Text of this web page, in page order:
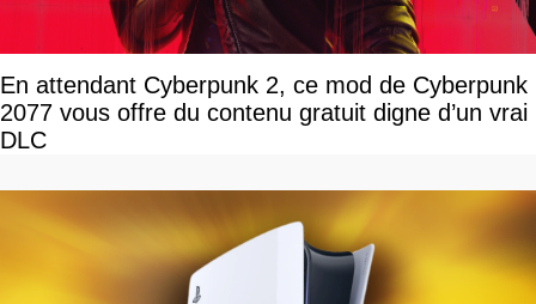
En attendant Cyberpunk 2, ce mod de Cyberpunk
2077 vous offre du contenu gratuit digne d’un vrai
DLC